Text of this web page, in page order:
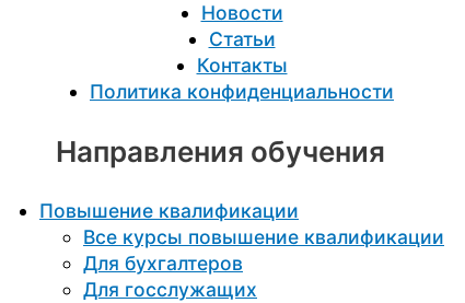
Новости
Статьи
Контакты
Политика конфиденциальности
Направления обучения
Повышение квалификации
Все курсы повышение квалификации
Для бухгалтеров
Для госслужащих